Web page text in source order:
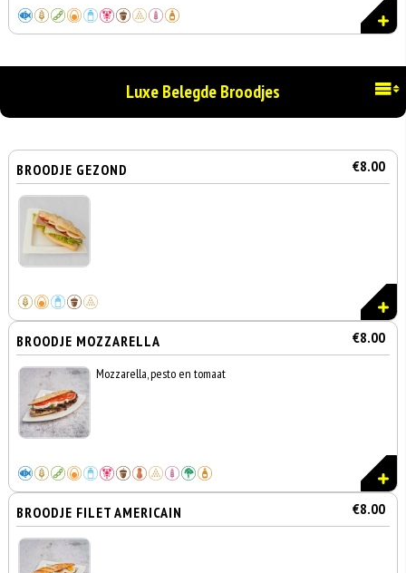
Luxe Belegde Broodjes
BROODJE GEZOND €8.00
BROODJE MOZZARELLA €8.00
Mozzarella, pesto en tomaat
BROODJE FILET AMERICAIN €8.00